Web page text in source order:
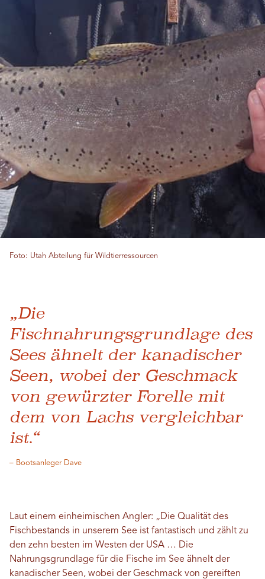
Foto: Utah Abteilung für Wildtierressourcen
„Die
Fischnahrungsgrundlage des
Sees ähnelt der kanadischer
Seen, wobei der Geschmack
von gewürzter Forelle mit
dem von Lachs vergleichbar
ist.“
– Bootsanleger Dave
Laut einem einheimischen Angler: „Die Qualität des
Fischbestands in unserem See ist fantastisch und zählt zu
den zehn besten im Westen der USA … Die
Nahrungsgrundlage für die Fische im See ähnelt der
kanadischer Seen, wobei der Geschmack von gereiften